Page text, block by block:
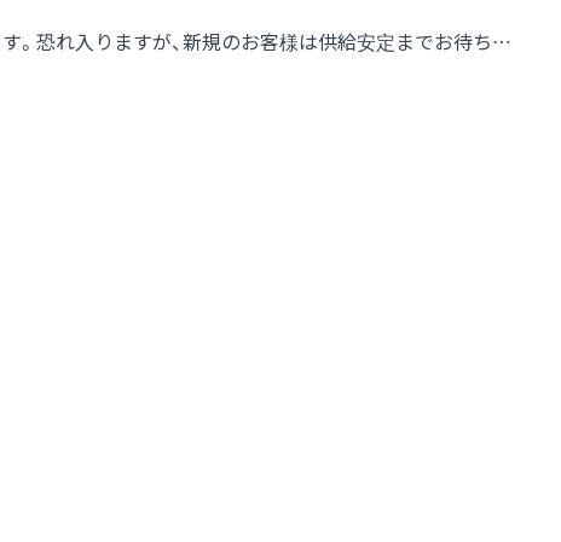
。恐れ入りますが、新規のお客様は供給安定までお待ち…